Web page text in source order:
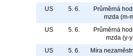
US
5. 6.
Průměrná
mzda (m-
US
5. 6.
Průměrná
mzda (y-
US
5. 6. Míra